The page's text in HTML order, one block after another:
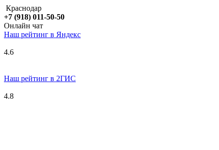
Краснодар
+7 (918) 011-50-50
Онлайн чат
Наш рейтинг в Яндекс
4.6
Наш рейтинг в 2ГИС
4.8